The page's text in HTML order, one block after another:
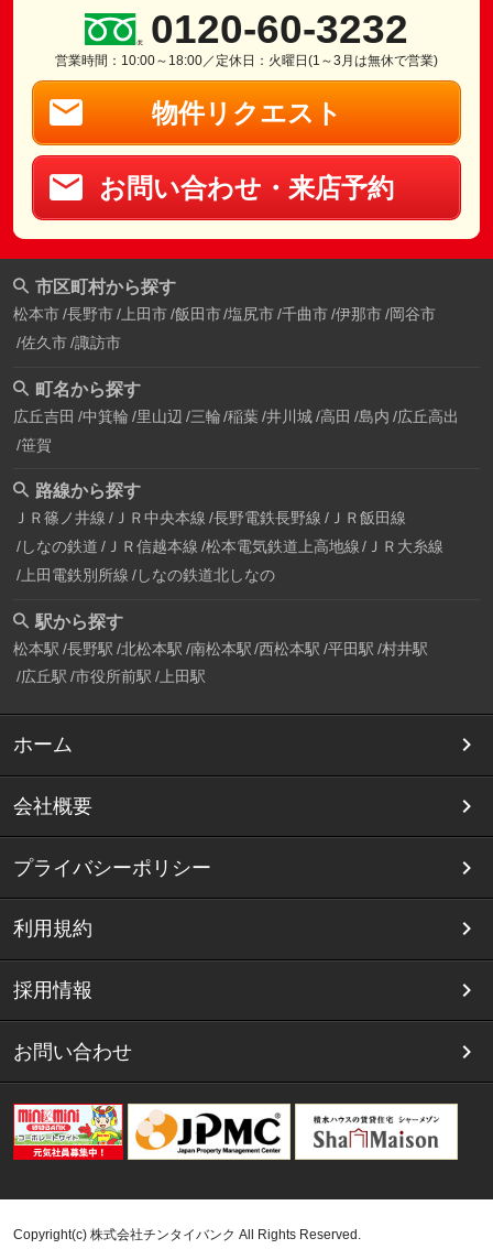
0120-60-3232
営業時間：10:00～18:00／定休日：火曜日(1～3月は無休で営業)
物件リクエスト
お問い合わせ・来店予約
市区町村から探す
松本市 長野市 上田市 飯田市 塩尻市 千曲市 伊那市 岡谷市
佐久市 諏訪市
町名から探す
広丘吉田 中箕輪 里山辺 三輪 稲葉 井川城 高田 島内 広丘高出
笹賀
路線から探す
ＪＲ篠ノ井線 ＪＲ中央本線 長野電鉄長野線 ＪＲ飯田線
しなの鉄道 ＪＲ信越本線 松本電気鉄道上高地線
ＪＲ大糸線
上田電鉄別所線 しなの鉄道北しなの
駅から探す
松本駅 長野駅 北松本駅 南松本駅 西松本駅 平田駅 村井駅
広丘駅 市役所前駅 上田駅
ホーム
会社概要
プライバシーポリシー
利用規約
採用情報
お問い合わせ
Copyright(c) 株式会社チンタイバンク All Rights Reserved.